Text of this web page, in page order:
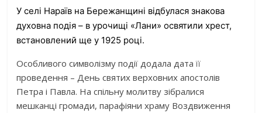
У селі Нараїв на Бережанщині відбулася знакова
духовна подія – в урочищі «Лани» освятили хрест,
встановлений ще у 1925 році.
Особливого символізму події додала дата її
проведення – День святих верховних апостолів
Петра і Павла. На спільну молитву зібралися
мешканці громади, парафіяни храму Воздвиження